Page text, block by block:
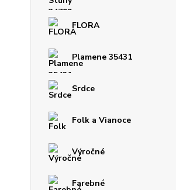
FLORA
Plamene 35431
Srdce
Folk a Vianoce
Výročné
Farebné